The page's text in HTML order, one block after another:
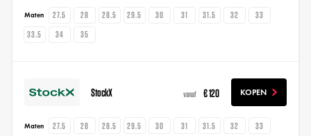
Maten 27.5 28 28.5 29.5 30 31 31.5 32
33
33.5
34 35
StockX vanaf € 120 KOPEN
Maten 27.5 28 28.5 29.5 30 31 31.5 32
33